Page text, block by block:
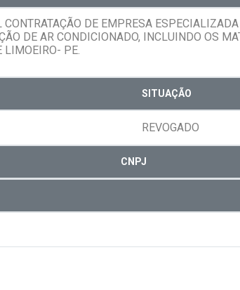
DE EMPRESA
DE AR CONDICIONADO, INCLUINDO OS
LIMOEIRO- PE.
SITUAÇÃO
REVOGADO
CNPJ